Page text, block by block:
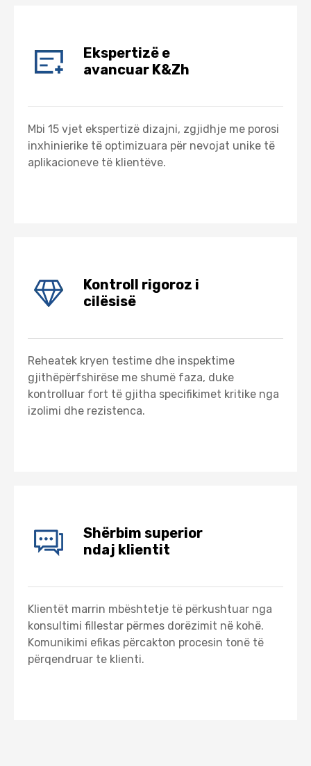
Ekspertizë e
avancuar K&Zh
Mbi 15 vjet ekspertizë dizajni, zgjidhje me porosi
inxhinierike të optimizuara për nevojat unike të
aplikacioneve të klientëve.
Kontroll rigoroz i
cilësisë
Reheatek kryen testime dhe inspektime
gjithëpërfshirëse me shumë faza, duke
kontrolluar fort të gjitha specifikimet kritike nga
izolimi dhe rezistenca.
Shërbim superior
ndaj klientit
Klientët marrin mbështetje të përkushtuar nga
konsultimi fillestar përmes dorëzimit në kohë.
Komunikimi efikas përcakton procesin tonë të
përqendruar te klienti.